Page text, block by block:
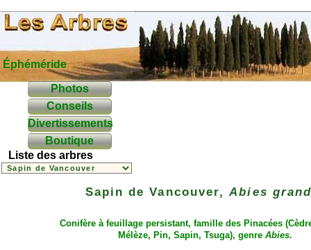
Éphéméride
Photos
Conseils
Divertissements
Boutique
Liste des arbres
Sapin de Vancouver,Abies
Conifère à feuillage persistant, famille des Pinacées(
Mélèze, Pin, Sapin, Tsuga), genre Abies.